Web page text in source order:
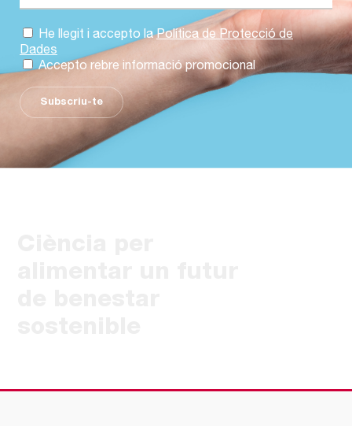
He llegit i accepto laPolítica de Protecció de
Dades
Accepto rebre informació promocional
Subscriu-te